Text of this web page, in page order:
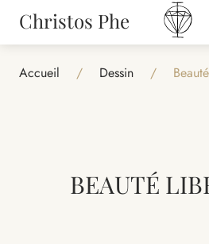
Christos Phe
Accueil / Dessin /
BEAUTÉ